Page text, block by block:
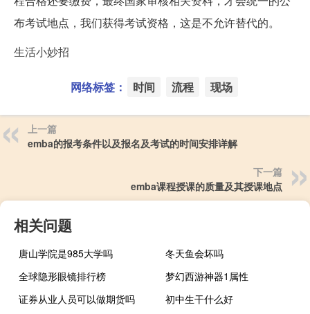
布考试地点，我们获得考试资格，这是不允许替代的。
生活小妙招
网络标签： 时间 流程 现场
上一篇
emba的报考条件以及报名及考试的时间安排详解
下一篇
emba课程授课的质量及其授课地点
相关问题
唐山学院是985大学吗
冬天鱼会坏吗
全球隐形眼镜排行榜
梦幻西游神器1属性
证券从业人员可以做期货吗
初中生干什么好